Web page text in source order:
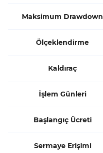
Maksimum Drawdown
Ölçeklendirme
Kaldıraç
İşlem Günleri
Başlangıç Ücreti
Sermaye Erişimi